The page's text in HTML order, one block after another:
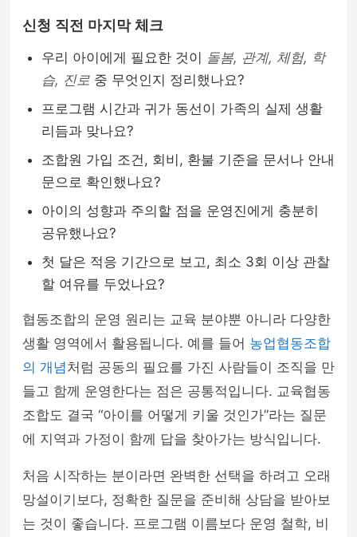
신청 직전 마지막 체크
우리 아이에게 필요한 것이 돌봄, 관계, 체험, 학
습, 진로 중 무엇인지 정리했나요?
프로그램 시간과 귀가 동선이 가족의 실제 생활
리듬과 맞나요?
조합원 가입 조건, 회비, 환불 기준을 문서나 안내
문으로 확인했나요?
아이의 성향과 주의할 점을 운영진에게 충분히
공유했나요?
첫 달은 적응 기간으로 보고, 최소 3회 이상 관찰
할 여유를 두었나요?
협동조합의 운영 원리는 교육 분야뿐 아니라 다양한
생활 영역에서 활용됩니다. 예를 들어 농업협동조합
의 개념처럼 공동의 필요를 가진 사람들이 조직을 만
들고 함께 운영한다는 점은 공통적입니다. 교육협동
조합도 결국 “아이를 어떻게 키울 것인가”라는 질문
에 지역과 가정이 함께 답을 찾아가는 방식입니다.
처음 시작하는 분이라면 완벽한 선택을 하려고 오래
망설이기보다, 정확한 질문을 준비해 상담을 받아보
는 것이 좋습니다. 프로그램 이름보다 운영 철학, 비